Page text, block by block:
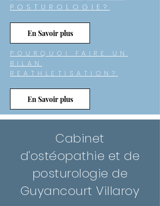
POSTUROLOGIE?
En Savoir plus
POURQUOI FAIRE UN
BILAN
REATHLETISATION?
En Savoir plus
Cabinet
d'ostéopathie et de
posturologie de
Guyancourt Villaroy